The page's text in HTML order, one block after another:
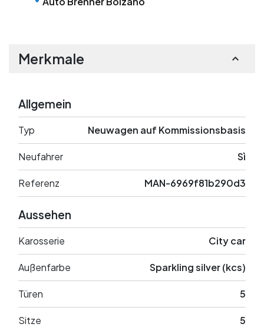
Merkmale
Allgemein
Typ Neuwagen auf Kommissionsbasis
Neufahrer Sì
Referenz MAN-6969f81b290d3
Aussehen
Karosserie City car
Außenfarbe Sparkling silver (kcs)
Türen 5
Sitze 5